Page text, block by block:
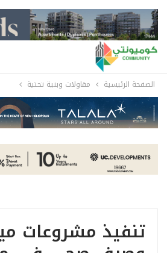
الصفحة الرئيسية مقاولات وبنية تحتية
تنفيذ مشروعات